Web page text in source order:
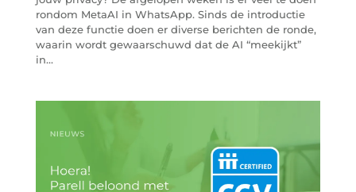
rondom MetaAI in WhatsApp. Sinds de introductie
van deze functie doen er diverse berichten de ronde,
waarin wordt gewaarschuwd dat de AI “meekijkt”
in...